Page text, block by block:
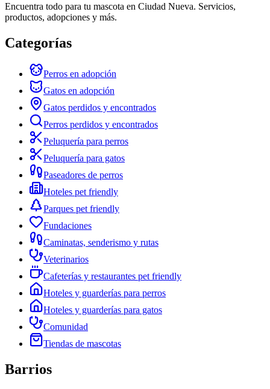
Encuentra todo para tu mascota en Ciudad Nueva. Servicios,
productos, adopciones y más.
Categorías
Perros en adopción
Gatos en adopción
Gatos perdidos y encontrados
Perros perdidos y encontrados
Peluquería para perros
Peluquería para gatos
Paseadores de perros
Hoteles pet friendly
Parques pet friendly
Fundaciones
Caminatas, senderismo y rutas
Veterinarios
Cafeterías y restaurantes pet friendly
Hoteles y guarderías para perros
Hoteles y guarderías para gatos
Comunidad
Tiendas de mascotas
Barrios